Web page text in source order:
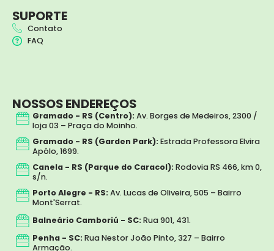
SUPORTE
Contato
FAQ
NOSSOS ENDEREÇOS
Gramado - RS (Centro): Av. Borges de Medeiros, 2300 /
loja 03 – Praça do Moinho.
Gramado - RS (Garden Park): Estrada Professora Elvira
Apólo, 1699.
Canela - RS (Parque do Caracol): Rodovia RS 466, km 0,
s/n.
Porto Alegre - RS: Av. Lucas de Oliveira, 505 – Bairro
Mont'Serrat.
Balneário Camboriú - SC: Rua 901, 431.
Penha - SC: Rua Nestor João Pinto, 327 – Bairro
Armação.